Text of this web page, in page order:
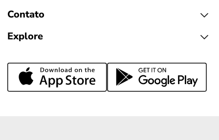
Contato
Explore